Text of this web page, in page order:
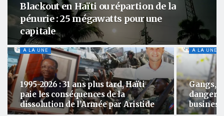
Blackout en Haïti ou répartion de la
pénurie : 25 mégawatts pour une
capitale
A LA UNE
1995-2026 : 31 ans plus tard, Haïti
paie les conséquences de la
dissolution de l’Armée par Aristide
A LA UNE
Gangs,
danger